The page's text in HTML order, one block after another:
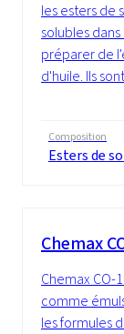
les esters de
solubles
préparer de
d'huile. Ils
Composition
Esters de
Chemax
Chemax CO-
comme
les formules